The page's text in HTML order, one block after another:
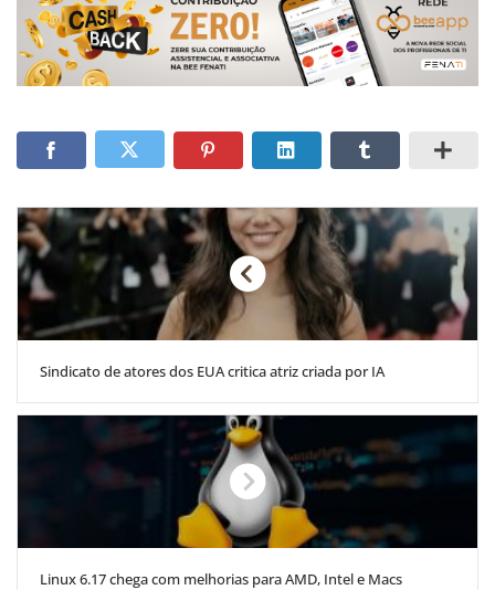
Sindicato de atores dos EUA critica atriz criada por IA
Linux 6.17 chega com melhorias para AMD, Intel e Macs